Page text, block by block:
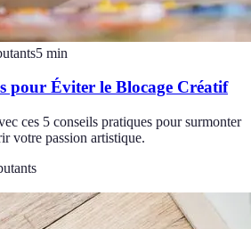
5 min
pour Éviter le Blocage Créatif
ces 5 conseils pratiques pour surmonter
votre passion artistique.